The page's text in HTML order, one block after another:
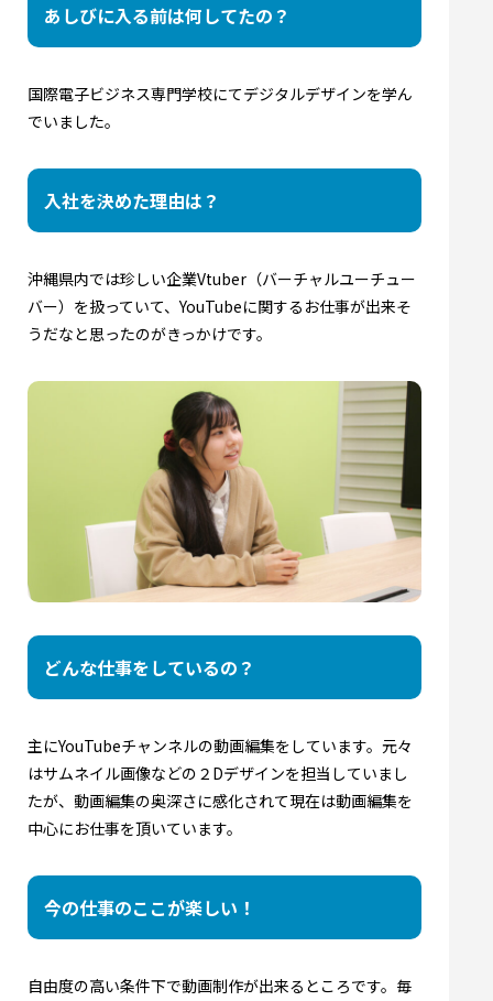
あしびに入る前は何してたの？
国際電子ビジネス専門学校にてデジタルデザインを学ん
でいました。
入社を決めた理由は？
沖縄県内では珍しい企業Vtuber（バーチャルユーチュー
バー）を扱っていて、YouTubeに関するお仕事が出来そ
うだなと思ったのがきっかけです。
どんな仕事をしているの？
主にYouTubeチャンネルの動画編集をしています。元々
はサムネイル画像などの２Dデザインを担当していまし
たが、動画編集の奥深さに感化されて現在は動画編集を
中心にお仕事を頂いています。
今の仕事のここが楽しい！
自由度の高い条件下で動画制作が出来るところです。毎